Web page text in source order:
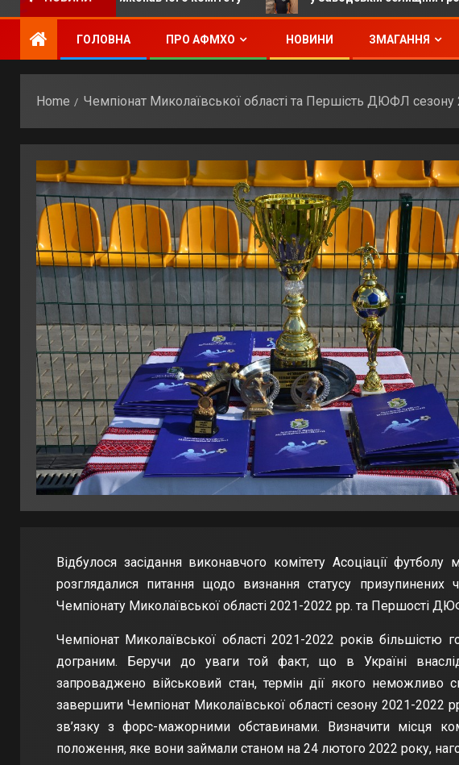
ГОЛОВНА ПРО АФМХО НОВИНИ ЗМАГАННЯ
Home Чемпіонат Миколаївської області та Першість ДЮФЛ
Відбулося засідання виконавчого комітету Асоціації
розглядалися питання щодо визнання статусу призупинених
Чемпіонату Миколаївської області 2021-2022 рр. та Першості
Чемпіонат Миколаївської області 2021-2022 років
дограним. Беручи до уваги той факт, що в Україні
запроваджено військовий стан, термін дії якого неможливо
завершити Чемпіонат Миколаївської області сезону 2021-
зв’язку з форс-мажорними обставинами. Визначити місця
положення, яке вони займали станом на 24 лютого 2022 року,